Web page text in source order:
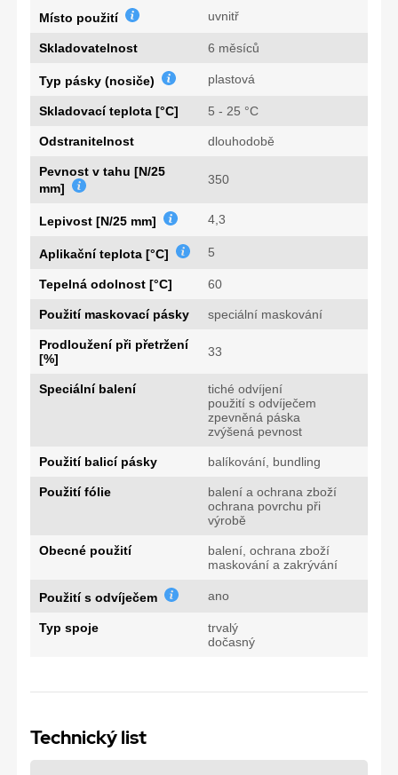
Místo použití uvnitř
Skladovatelnost 6 měsíců
Typ pásky (nosiče) plastová
Skladovací teplota [°C] 5 - 25 °C
Odstranitelnost dlouhodobě
Pevnost v tahu [N/25
mm]
350
Lepivost [N/25 mm] 4,3
Aplikační teplota [°C] 5
Tepelná odolnost [°C] 60
Použití maskovací pásky speciální maskování
Prodloužení při přetržení
[%]
33
Speciální balení
tiché odvíjení
použití s odvíječem
zpevněná páska
zvýšená pevnost
Použití balicí pásky balíkování, bundling
Použití fólie
balení a ochrana zboží
ochrana povrchu při
výrobě
Obecné použití
balení, ochrana zboží
maskování a zakrývání
Použití s odvíječem ano
Typ spoje
trvalý
dočasný
Technický list